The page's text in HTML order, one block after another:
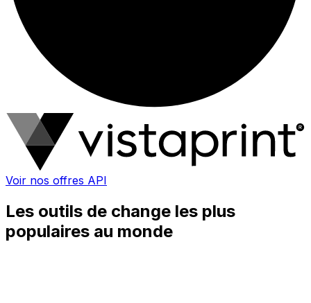
Voir nos offres API
Les outils de change les plus
populaires au monde